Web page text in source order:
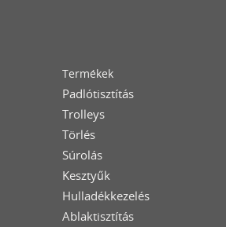
Termékek
Padlótisztítás
Trolleys
Törlés
Súrolás
Kesztyűk
Hulladékkezelés
Ablaktisztítás